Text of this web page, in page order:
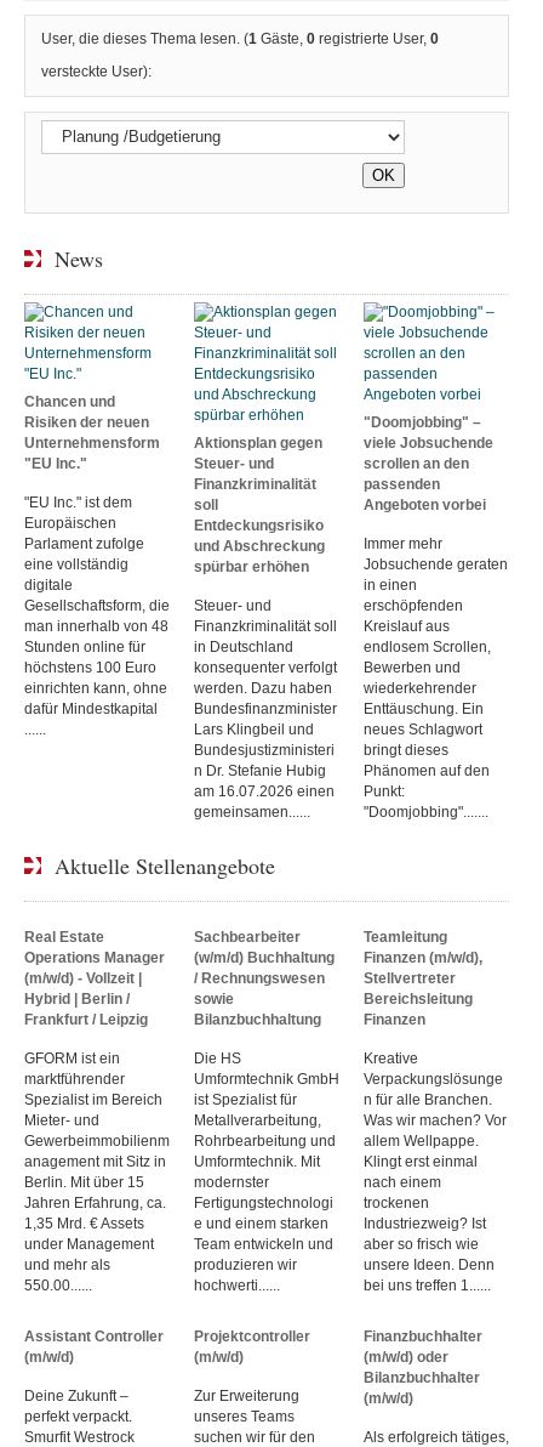
User, die dieses Thema lesen. (1 Gäste,0 registrierte User,0
versteckte User):
News
Chancen und
Risiken der neuen
Unternehmensform
"EU Inc."
"EU Inc." ist dem
Europäischen
Parlament zufolge
eine vollständig
digitale
Gesellschaftsform, die
man innerhalb von 48
Stunden online für
höchstens 100 Euro
einrichten kann, ohne
dafür Mindestkapital
Aktionsplan gegen
Steuer- und
Finanzkriminalität
soll
Entdeckungsrisiko
und Abschreckung
spürbar erhöhen
Steuer- und
Finanzkriminalität soll
in Deutschland
konsequenter verfolgt
werden. Dazu haben
Bundesfinanzminister
Lars Klingbeil und
Bundesjustizministeri
n Dr. Stefanie Hubig
am 16.07.2026 einen
gemeinsamen......
"Doomjobbing" –
viele Jobsuchende
scrollen an den
passenden
Angeboten vorbei
Immer mehr
Jobsuchende geraten
in einen
erschöpfenden
Kreislauf aus
endlosem Scrollen,
Bewerben und
wiederkehrender
Enttäuschung. Ein
neues Schlagwort
bringt dieses
Phänomen auf den
Punkt:
"Doomjobbing".......
Aktuelle Stellenangebote
Real Estate
Operations Manager
(m/w/d) - Vollzeit |
Hybrid | Berlin /
Frankfurt / Leipzig
GFORM ist ein
marktführender
Spezialist im Bereich
Mieter- und
Gewerbeimmobilienm
anagement mit Sitz in
Berlin. Mit über 15
Jahren Erfahrung, ca.
1,35 Mrd. € Assets
under Management
und mehr als
550.00......
Sachbearbeiter
(w/m/d) Buchhaltung
/ Rechnungswesen
sowie
Bilanzbuchhaltung
Die HS
Umformtechnik GmbH
ist Spezialist für
Metallverarbeitung,
Rohrbearbeitung und
Umformtechnik. Mit
modernster
Fertigungstechnologi
e und einem starken
Team entwickeln und
produzieren wir
hochwerti......
Teamleitung
Finanzen (m/w/d),
Stellvertreter
Bereichsleitung
Finanzen
Kreative
Verpackungslösunge
n für alle Branchen.
Was wir machen? Vor
allem Wellpappe.
Klingt erst einmal
nach einem
trockenen
Industriezweig? Ist
aber so frisch wie
unsere Ideen. Denn
bei uns treffen 1......
Assistant Controller
(m/w/d)
Deine Zukunft –
perfekt verpackt.
Smurfit Westrock
Projektcontroller
(m/w/d)
Zur Erweiterung
unseres Teams
suchen wir für den
Finanzbuchhalter
(m/w/d) oder
Bilanzbuchhalter
(m/w/d)
Als erfolgreich tätiges,